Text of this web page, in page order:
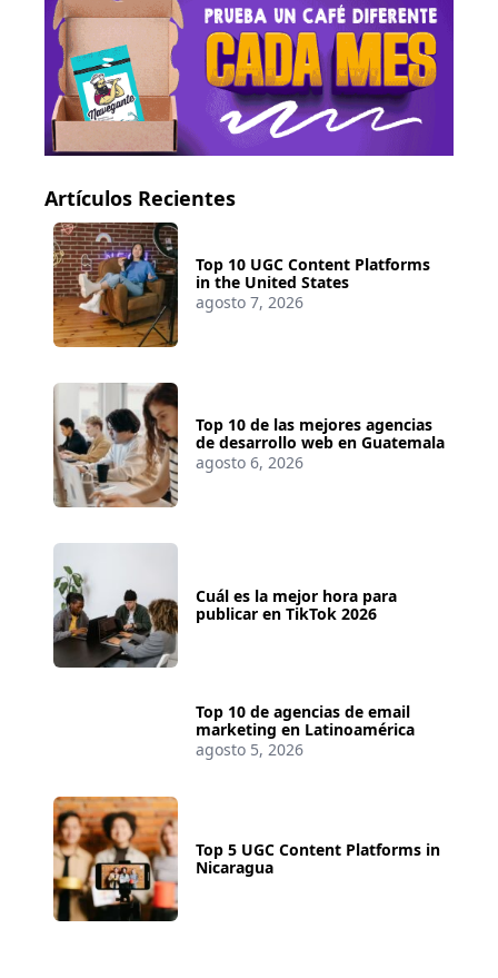
Artículos Recientes
Top 10 UGC Content Platforms
in the United States
agosto 7, 2026
Top 10 de las mejores agencias
de desarrollo web en Guatemala
agosto 6, 2026
Cuál es la mejor hora para
publicar en TikTok 2026
Top 10 de agencias de email
marketing en Latinoamérica
agosto 5, 2026
Top 5 UGC Content Platforms in
Nicaragua